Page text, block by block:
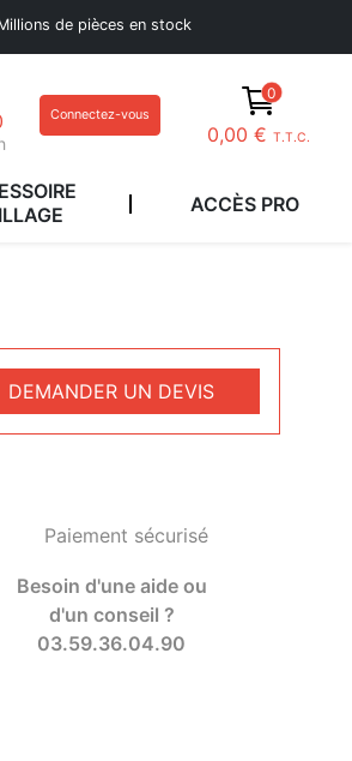
de pièces en stock
Connectez-vous
0
0,00 € T.T.C.
ACCÈS PRO
DEMANDER UN DEVIS
Paiement sécurisé
Besoin d'une aide ou
d'un conseil ?
03.59.36.04.90